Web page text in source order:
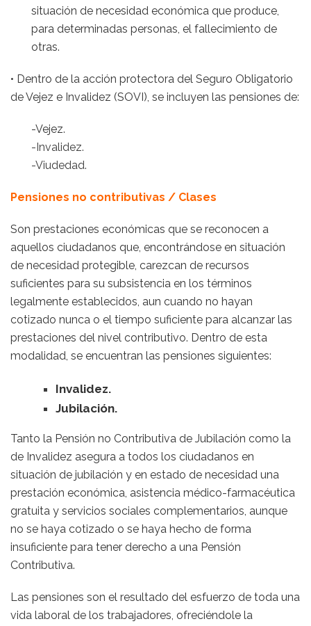
situación de necesidad económica que produce,
para determinadas personas, el fallecimiento de
otras.
• Dentro de la acción protectora del Seguro Obligatorio
de Vejez e Invalidez (SOVI), se incluyen las pensiones de:
-Vejez.
-Invalidez.
-Viudedad.
Pensiones no contributivas / Clases
Son prestaciones económicas que se reconocen a
aquellos ciudadanos que, encontrándose en situación
de necesidad protegible, carezcan de recursos
suficientes para su subsistencia en los términos
legalmente establecidos, aun cuando no hayan
cotizado nunca o el tiempo suficiente para alcanzar las
prestaciones del nivel contributivo. Dentro de esta
modalidad, se encuentran las pensiones siguientes:
Invalidez.
Jubilación.
Tanto la Pensión no Contributiva de Jubilación como la
de Invalidez asegura a todos los ciudadanos en
situación de jubilación y en estado de necesidad una
prestación económica, asistencia médico-farmacéutica
gratuita y servicios sociales complementarios, aunque
no se haya cotizado o se haya hecho de forma
insuficiente para tener derecho a una Pensión
Contributiva.
Las pensiones son el resultado del esfuerzo de toda una
vida laboral de los trabajadores, ofreciéndole la